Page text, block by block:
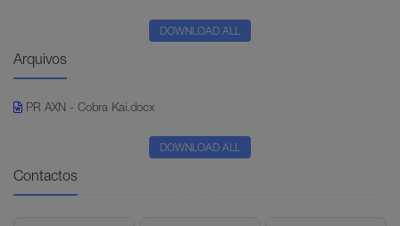
DOWNLOAD ALL
Arquivos
PR AXN - Cobra Kai.docx
DOWNLOAD ALL
Contactos